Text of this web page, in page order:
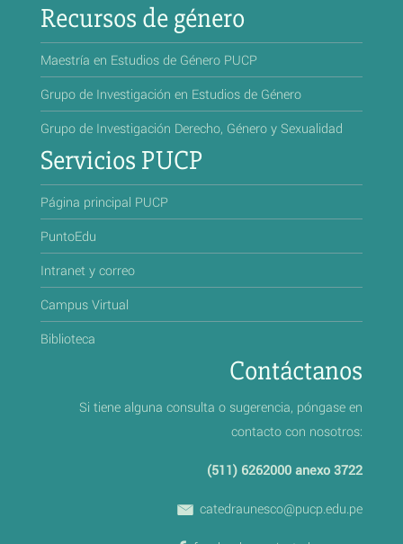
Recursos de género
Maestría en Estudios de Género PUCP
Grupo de Investigación en Estudios de Género
Grupo de Investigación Derecho, Género y Sexualidad
Servicios PUCP
Página principal PUCP
PuntoEdu
Intranet y correo
Campus Virtual
Biblioteca
Contáctanos
Si tiene alguna consulta o sugerencia, póngase en
contacto con nosotros:
(511) 6262000 anexo 3722
catedraunesco@pucp.edu.pe